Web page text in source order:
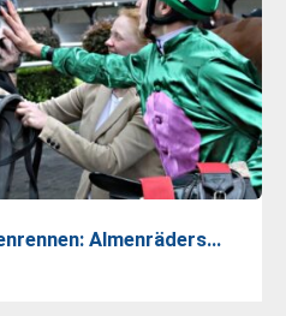
Almenräders…